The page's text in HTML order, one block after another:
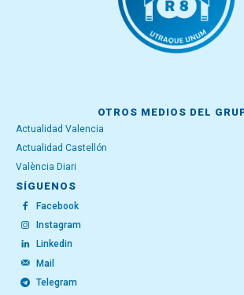
OTROS MEDIOS DEL
Actualidad Valencia
Actualidad Castellón
València Diari
SÍGUENOS
Facebook
Instagram
Linkedin
Mail
Telegram